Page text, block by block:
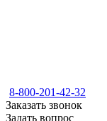
8-800-201-42-32
Заказать звонок
Задать вопрос